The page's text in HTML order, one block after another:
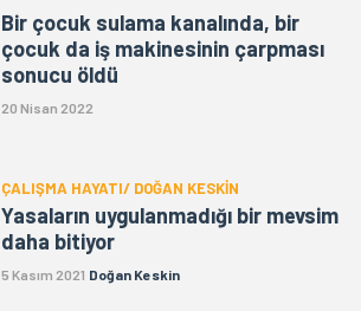
Bir çocuk sulama kanalında, bir
çocuk da iş makinesinin çarpması
sonucu öldü
20 Nisan 2022
ÇALIŞMA HAYATI/ DOĞAN KESKİN
Yasaların uygulanmadığı bir mevsim
daha bitiyor
5 Kasım 2021 Doğan Keskin